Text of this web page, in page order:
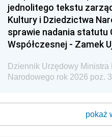
jednolitego tekstu
Kultury i Dziedzictwa
sprawie nadania statutu
Współczesnej - Zamek
Dziennik Urzędowy
Narodowego rok 2026 poz.
pokaż